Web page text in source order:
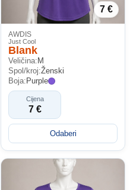
7 €
AWDIS
Just Cool
Blank
Veličina: M
Spol/kroj:Ženski
Boja: Purple
Cijena
7 €
Odaberi